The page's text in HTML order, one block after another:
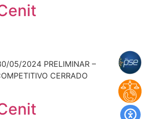
05/2024 PRELIMINAR –
CERRADO